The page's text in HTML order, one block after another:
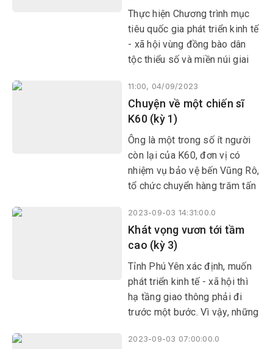
Thực hiện Chương trình mục
tiêu quốc gia phát triển kinh tế
- xã hội vùng đồng bào dân
tộc thiểu số và miền núi giai
phẩm của vùng miền núi, đồng
bào dân tộc thiểu số đã xây
dựng được thương hiệu, mở
đường vào các hệ thống phân
phối uy tín, tạo thu nhập ổn
định cho các hộ gia đình.
11:00, 04/09/2023
Chuyện về một chiến sĩ
K60 (kỳ 1)
Ông là một trong số ít người
còn lại của K60, đơn vị có
nhiệm vụ bảo vệ bến Vũng Rô,
tổ chức chuyển hàng trăm tấn
từ những chuyến tàu Không
số, cùng dệt nên huyền thoại
tàu Không số - bến Vũng Rô
trong những năm kháng chiến
chống Mỹ cứu nước.
2023-09-03 14:31:00.0
Khát vọng vươn tới tầm
cao (kỳ 3)
Tỉnh Phú Yên xác định, muốn
phát triển kinh tế - xã hội thì
hạ tầng giao thông phải đi
trước một bước. Vì vậy, những
khăn nhưng tỉnh đã dành kinh
2023-09-03 07:00:00.0